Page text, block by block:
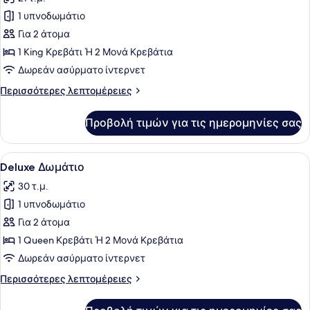
φωτογραφιών
για
Standard
Δωμάτιο
1 υπνοδωμάτιο
Για 2 άτομα
1 King Κρεβάτι Ή 2 Μονά Κρεβάτια
Δωρεάν ασύρματο ίντερνετ
Περισσότερες λεπτομέρειες
Περισσότερες
Δωμάτιο
Προβολή τιμών για τις ημερομηνίες σας
Προβολή
όλων
των
φωτογραφιών
για
Deluxe
Δωμάτιο
Ένα δωμάτιο ξενοδοχείου με ένα
20
Deluxe Δωμάτιο
30 τ.μ.
1 υπνοδωμάτιο
Για 2 άτομα
1 Queen Κρεβάτι Ή 2 Μονά Κρεβάτια
Δωρεάν ασύρματο ίντερνετ
Περισσότερες λεπτομέρειες
Περισσότερες